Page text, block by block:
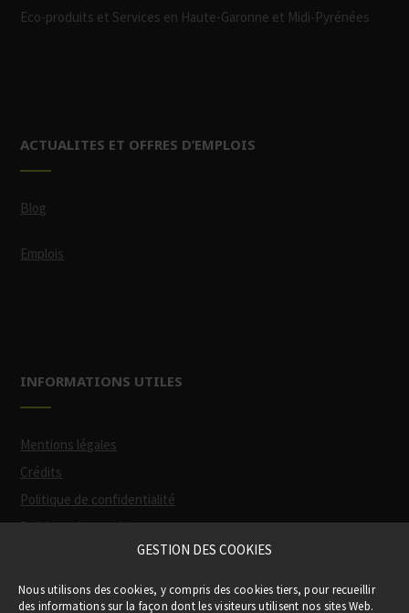
GESTION DES COOKIES
Nous utilisons des cookies, y compris des cookies tiers, pour recueillir
des informations sur la façon dont les visiteurs utilisent nos sites Web.
Eco-produits et Services en Haute-Garonne et Midi-Pyrénées
ACTUALITES ET OFFRES D’EMPLOIS
Blog
Emplois
INFORMATIONS UTILES
Mentions légales
Crédits
Politique de confidentialité
Politique des cookies
le Pass Occitanie)